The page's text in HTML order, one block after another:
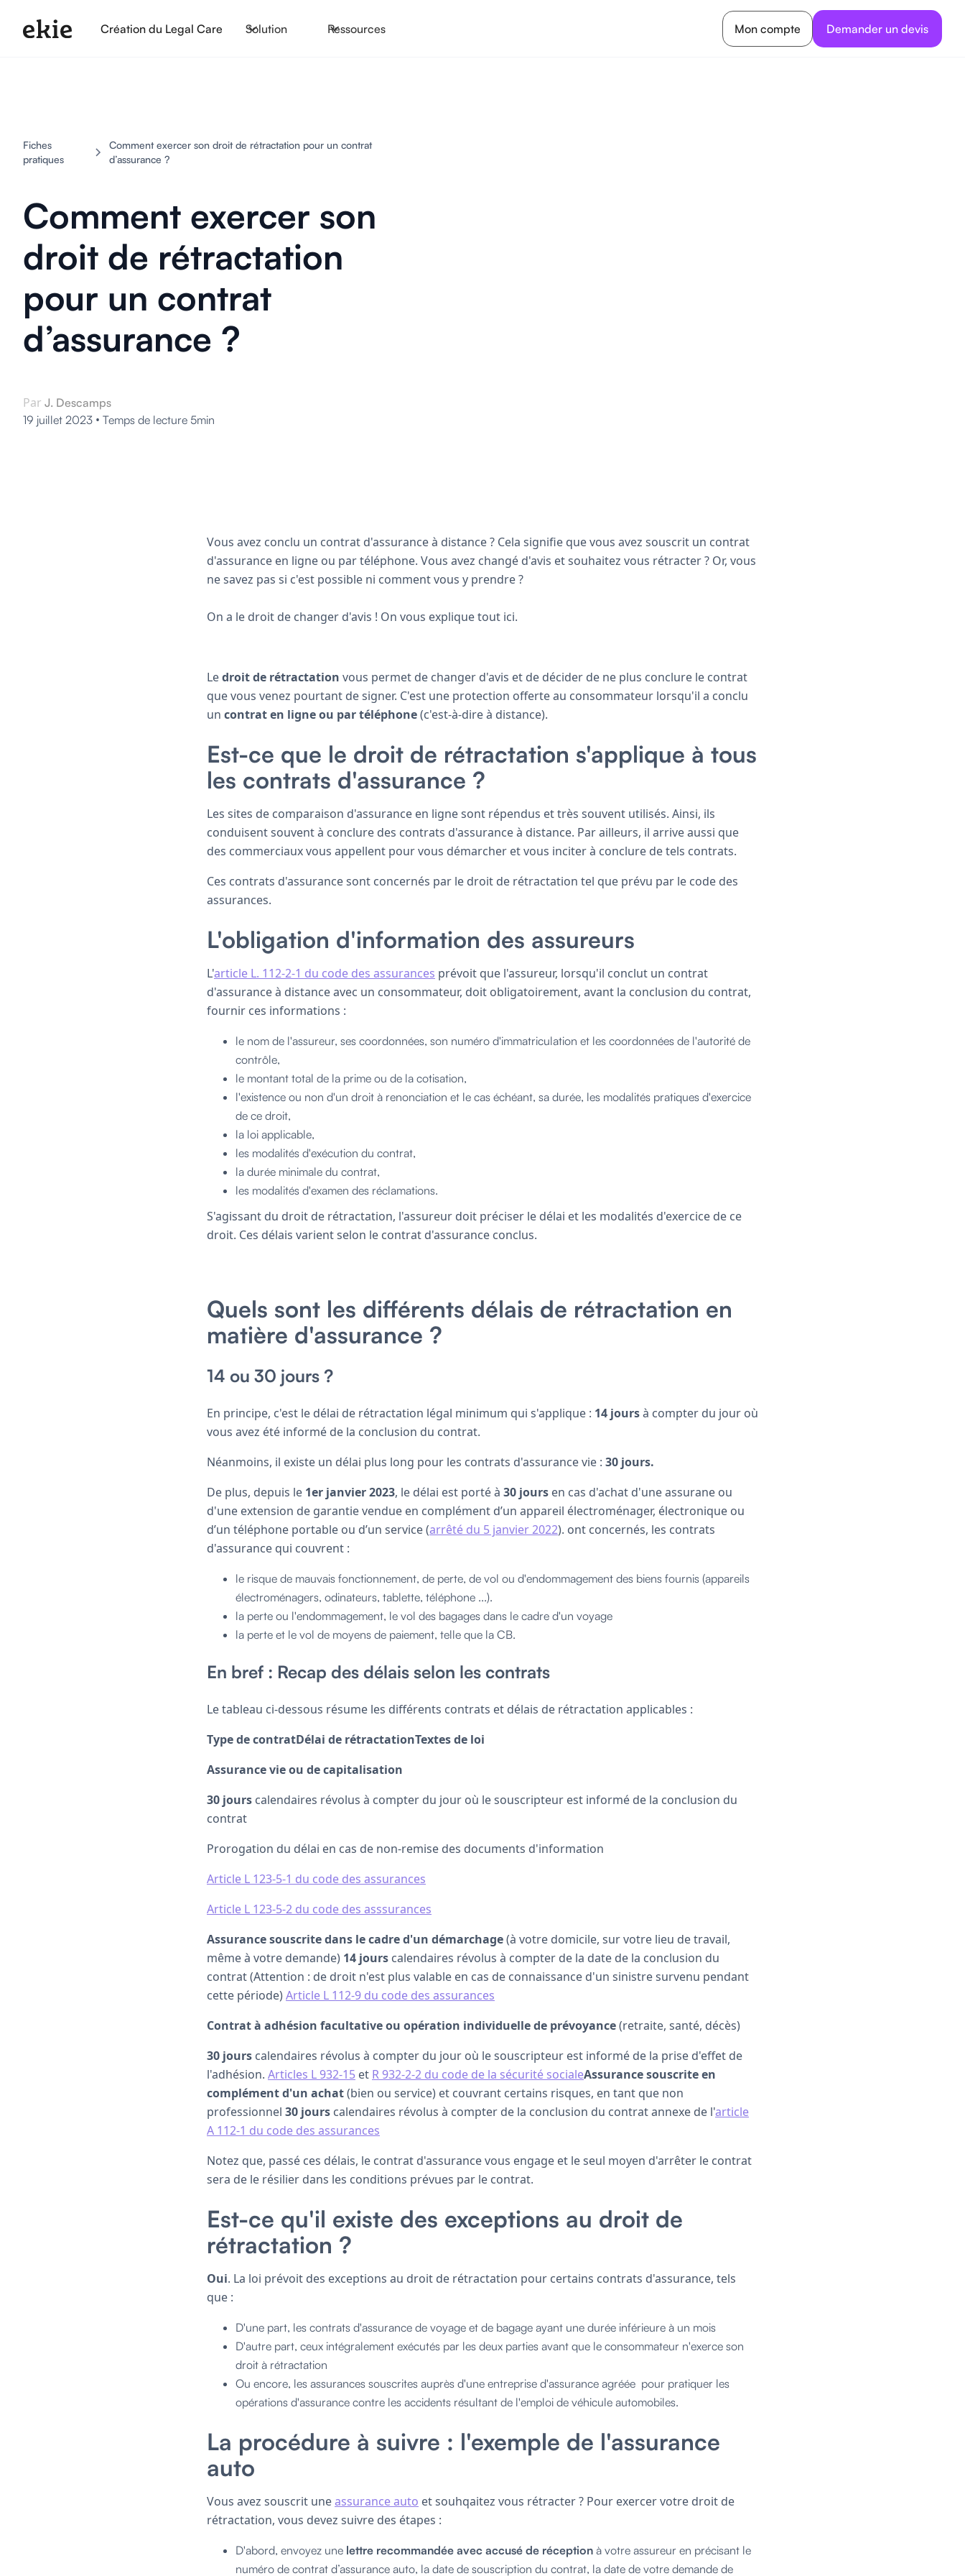
Création du Legal Care Solution Ressources Mon compte Demander un devis
Fiches
pratiques
Comment exercer son droit de rétractation pour un contrat
d’assurance ?
Comment exercer son
droit de rétractation
pour un contrat
d’assurance ?
Par J. Descamps
19 juillet 2023 • Temps de lecture 5min
Vous avez conclu un contrat d'assurance à distance ? Cela signifie que vous avez souscrit un contrat
d'assurance en ligne ou par téléphone. Vous avez changé d'avis et souhaitez vous rétracter ? Or, vous
ne savez pas si c'est possible ni comment vous y prendre ?
On a le droit de changer d'avis ! On vous explique tout ici.
Ledroit de rétractation vous permet de changer d'avis et de décider de ne plus conclure le contrat
que vous venez pourtant de signer. C'est une protection offerte au consommateur lorsqu'il a conclu
un contrat en ligne ou par téléphone(c'est-à-dire à distance).
Est-ce que le droit de rétractation s'applique à tous
les contrats d'assurance ?
Les sites de comparaison d'assurance en ligne sont répendus et très souvent utilisés. Ainsi, ils
conduisent souvent à conclure des contrats d'assurance à distance. Par ailleurs, il arrive aussi que
des commerciaux vous appellent pour vous démarcher et vous inciter à conclure de tels contrats.
Ces contrats d'assurance sont concernés par le droit de rétractation tel que prévu par le code des
assurances.
L'obligation d'information des assureurs
L'article L. 112-2-1 du code des assurances prévoit que l'assureur, lorsqu'il conclut un contrat
d'assurance à distance avec un consommateur, doit obligatoirement, avant la conclusion du contrat,
fournir ces informations :
le nom de l'assureur, ses coordonnées, son numéro d'immatriculation et les coordonnées de l'autorité de
contrôle,
le montant total de la prime ou de la cotisation,
l'existence ou non d'un droit à renonciation et le cas échéant, sa durée, les modalités pratiques d'exercice
de ce droit,
la loi applicable,
les modalités d'exécution du contrat,
la durée minimale du contrat,
les modalités d'examen des réclamations.
S'agissant du droit de rétractation, l'assureur doit préciser le délai et les modalités d'exercice de ce
droit. Ces délais varient selon le contrat d'assurance conclus.
Quels sont les différents délais de rétractation en
matière d'assurance ?
14 ou 30 jours ?
En principe, c'est le délai de rétractation légal minimum qui s'applique : 14 joursà compter du jour où
vous avez été informé de la conclusion du contrat.
Néanmoins, il existe un délai plus long pour les contrats d'assurance vie : 30 jours.
De plus, depuis le 1er janvier 2023, le délai est porté à 30 jours en cas d'achat d'une assurane ou
d'une extension de garantie vendue en complément d’un appareil électroménager, électronique ou
d’un téléphone portable ou d’un service (arrêté du 5 janvier 2022). ont concernés, les contrats
d'assurance qui couvrent :
le risque de mauvais fonctionnement, de perte, de vol ou d'endommagement des biens fournis (appareils
électroménagers, odinateurs, tablette, téléphone ...).
la perte ou l'endommagement, le vol des bagages dans le cadre d'un voyage
la perte et le vol de moyens de paiement, telle que la CB.
En bref : Recap des délais selon les contrats
Le tableau ci-dessous résume les différents contrats et délais de rétractation applicables :
Type de contratDélai de rétractationTextes de loi
Assurance vie ou de capitalisation
30 jours calendaires révolus à compter du jour où le souscripteur est informé de la conclusion du
contrat
Prorogation du délai en cas de non-remise des documents d'information
Article L 123-5-1 du code des assurances
Article L 123-5-2 du code des asssurances
Assurance souscrite dans le cadre d'un démarchage(à votre domicile, sur votre lieu de travail,
même à votre demande) 14 jours calendaires révolus à compter de la date de la conclusion du
contrat (Attention : de droit n'est plus valable en cas de connaissance d'un sinistre survenu pendant
cette période)Article L 112-9 du code des assurances
Contrat à adhésion facultative ou opération individuelle de prévoyance(retraite, santé, décès)
30 jours calendaires révolus à compter du jour où le souscripteur est informé de la prise d'effet de
l'adhésion. Articles L 932-15 et R 932-2-2 du code de la sécurité socialeAssurance souscrite en
complément d'un achat(bien ou service) et couvrant certains risques, en tant que non
professionnel 30 jours calendaires révolus à compter de la conclusion du contrat annexe de l'article
A 112-1 du code des assurances
Notez que, passé ces délais, le contrat d'assurance vous engage et le seul moyen d'arrêter le contrat
sera de le résilier dans les conditions prévues par le contrat.
Est-ce qu'il existe des exceptions au droit de
rétractation ?
Oui. La loi prévoit des exceptions au droit de rétractation pour certains contrats d'assurance, tels
que :
D'une part, les contrats d'assurance de voyage et de bagage ayant une durée inférieure à un mois
D'autre part, ceux intégralement exécutés par les deux parties avant que le consommateur n'exerce son
droit à rétractation
Ou encore, les assurances souscrites auprès d'une entreprise d'assurance agréée pour pratiquer les
opérations d'assurance contre les accidents résultant de l'emploi de véhicule automobiles.
La procédure à suivre : l'exemple de l'assurance
auto
Vous avez souscrit uneassurance auto et souhqaitez vous rétracter ? Pour exercer votre droit de
rétractation, vous devez suivre des étapes :
D'abord, envoyez une lettre recommandée avec accusé de réception à votre assureur en précisant le
numéro de contrat d’assurance auto, la date de souscription du contrat, la date de votre demande de